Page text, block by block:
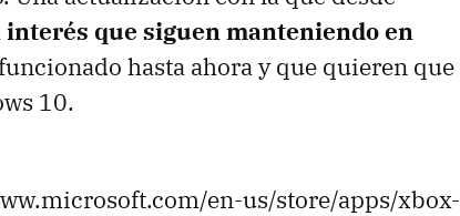
interés que siguen manteniendo en
hasta ahora y que quieren que
10.
en-us/store/apps/xbox-